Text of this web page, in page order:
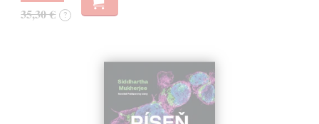
35,30 € ?